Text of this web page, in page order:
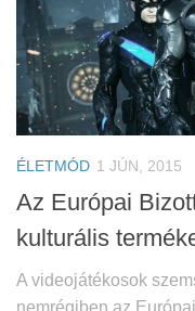
ÉLETMÓD 1 JÚN, 2015
Az Európai
kulturális
A videojátékosok
nemrégiben az